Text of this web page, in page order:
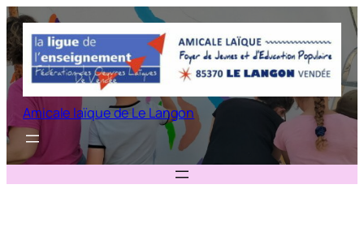
Aller
au
contenu
Amicale laïque de Le Langon